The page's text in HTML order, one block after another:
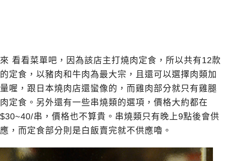
來 看看菜單吧，因為該店主打燒肉定食，所以共有12款
的定食，以豬肉和牛肉為最大宗，且還可以選擇肉類加
量喔，跟日本燒肉店還蠻像的，而雞肉部分就只有雞腿
肉定食。另外還有一些串燒類的選項，價格大約都在
$30~40/串，價格也不算貴。串燒類只有晚上9點後會供
應，而定食部分則是白飯賣完就不供應嚕。